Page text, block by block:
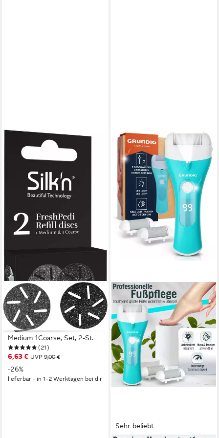
Sehr beliebt
SILK'N
Hornhautentferner
Ersatzschleifscheiben
FreshPedi Refill discs 1
Medium 1Coarse, Set, 2-St.
(21)
6,63 € UVP 9,00 €
-26%
lieferbar - in 1-2 Werktagen bei dir
Sehr beliebt